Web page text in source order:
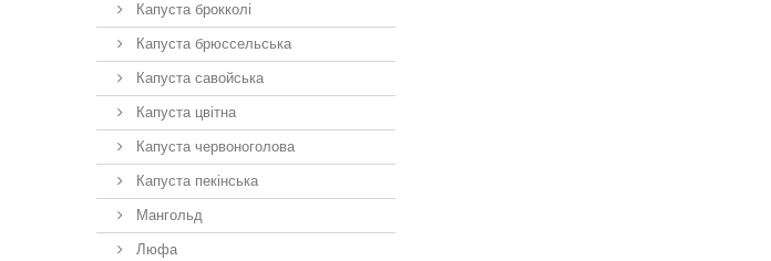
Капуста брокколі
Капуста брюссельська
Капуста савойська
Капуста цвітна
Капуста червоноголова
Капуста пекінська
Мангольд
Люфа